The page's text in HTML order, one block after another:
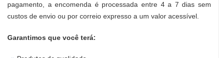
pagamento, a encomenda é processada entre 4 a 7 dias sem
custos de envio ou por correio expresso a um valor acessível.
Garantimos que você terá: